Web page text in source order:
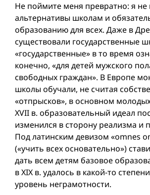
Не поймите меня превратно: я не
альтернативы школам и
образованию для всех. Даже в
существовали государственные
«государственные» в то время
конечно, «для детей мужского
свободных граждан». В Европе
школы обучали, не считая
«отпрысков», в основном
XVII в. образовательный идеал
изменился в сторону реализма и
Под латинским девизом «omnes
(«учить всех основательно»)
дать всем детям базовое
в XIX в. удалось в какой-то
уровень неграмотности.